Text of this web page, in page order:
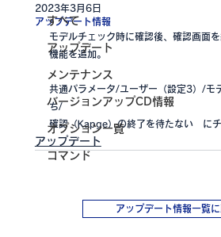
アップデート情報一覧
すべて
アップデート
メンテナンス
バージョンアップCD情報
オプション一覧
コマンド
アップデート情報
2023年3月6日
モデルチェック時に確認後、確認画面
機能を追加。
共通パラメータ/ユーザー（設定3）/モ
ち/
確認（Kapge）の終了を待たない　に
アップデート